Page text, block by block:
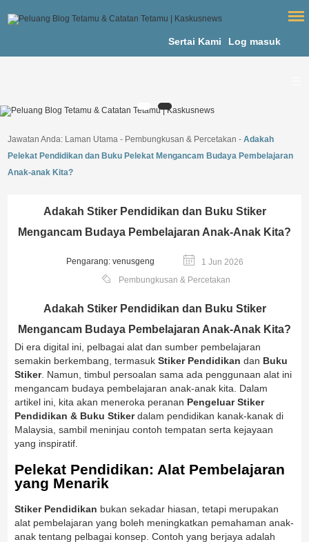
Sertai Kami Log masuk
Jawatan Anda: Laman Utama - Pembungkusan & Percetakan -Adakah
Pelekat Pendidikan dan Buku Pelekat Mengancam Budaya Pembelajaran
Anak-anak Kita?
Adakah Stiker Pendidikan dan Buku Stiker
Mengancam Budaya Pembelajaran Anak-Anak Kita?
Pengarang: venusgeng
1 Jun 2026
Pembungkusan & Percetakan
Adakah Stiker Pendidikan dan Buku Stiker
Mengancam Budaya Pembelajaran Anak-Anak Kita?
Di era digital ini, pelbagai alat dan sumber pembelajaran
semakin berkembang, termasukStiker Pendidikan dan Buku
Stiker. Namun, timbul persoalan sama ada penggunaan alat ini
mengancam budaya pembelajaran anak-anak kita. Dalam
artikel ini, kita akan meneroka peranan Pengeluar Stiker
Pendidikan & Buku Stikerdalam pendidikan kanak-kanak di
Malaysia, sambil meninjau contoh tempatan serta kejayaan
yang inspiratif.
Pelekat Pendidikan: Alat Pembelajaran
yang Menarik
Stiker Pendidikan bukan sekadar hiasan, tetapi merupakan
alat pembelajaran yang boleh meningkatkan pemahaman anak-
anak tentang pelbagai konsep. Contoh yang berjaya adalah